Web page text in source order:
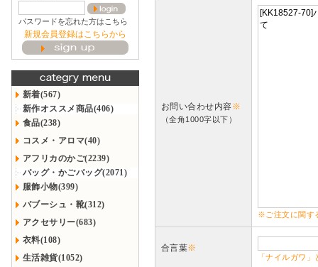
パスワードを忘れた方はこちら
新規会員登録はこちらから
新着(567)
新作オススメ商品(406)
食品(238)
コスメ・アロマ(40)
アフリカのかご(2239)
バッグ・かごバッグ(2071)
服飾小物(399)
バブーシュ・靴(312)
アクセサリー(683)
衣料(108)
生活雑貨(1052)
お問い合わせ内容※
（全角1000字以下）
※ご注文に関す
合言葉※
「ナイルガワ